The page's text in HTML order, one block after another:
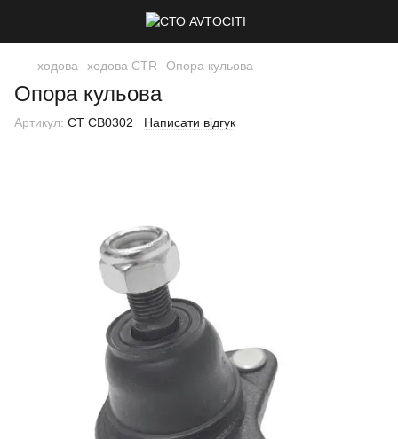
ходова ходова CTR Опора кульова
Опора кульова
Артикул: CT CB0302 Написати відгук